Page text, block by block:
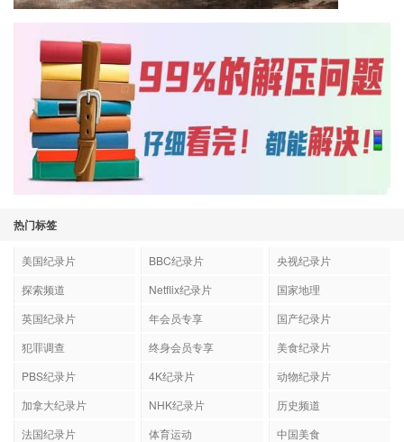
热门标签
美国纪录片 BBC纪录片
央视纪录片
探索频道
Netflix纪录片
国家地理
英国纪录片
年会员专享
国产纪录片
犯罪调查
终身会员专享
美食纪录片
PBS纪录片
4K纪录片
动物纪录片
加拿大纪录片
NHK纪录片
历史频道
法国纪录片
体育运动 中国美食